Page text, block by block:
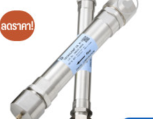
ลดราคา! Add
to